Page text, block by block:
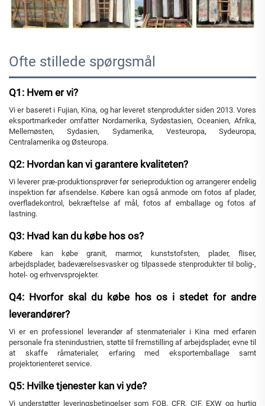
Ofte stillede spørgsmål
Q1: Hvem er vi?
Vi er baseret i Fujian, Kina, og har leveret stenprodukter siden 2013. Vores
eksportmarkeder omfatter Nordamerika, Sydøstasien, Oceanien, Afrika,
Mellemøsten, Sydasien, Sydamerika, Vesteuropa, Sydeuropa,
Centralamerika og Østeuropa.
Q2: Hvordan kan vi garantere kvaliteten?
Vi leverer præ-produktionsprøver før serieproduktion og arrangerer endelig
inspektion før afsendelse. Købere kan også anmode om fotos af plader,
overfladekontrol, bekræftelse af mål, fotos af emballage og fotos af
lastning.
Q3: Hvad kan du købe hos os?
Købere kan købe granit, marmor, kunststofsten, plader, fliser,
arbejdsplader, badeværelsesvasker og tilpassede stenprodukter til bolig-,
hotel- og erhvervsprojekter.
Q4: Hvorfor skal du købe hos os i stedet for andre
leverandører?
Vi er en professionel leverandør af stenmaterialer i Kina med erfaren
personale fra stenindustrien, støtte til fremstilling af arbejdsplader, evne til
at skaffe råmaterialer, erfaring med eksportemballage samt
projektorienteret service.
Q5: Hvilke tjenester kan vi yde?
Vi understøtter leveringsbetingelser som FOB, CFR, CIF, EXW og hurtig